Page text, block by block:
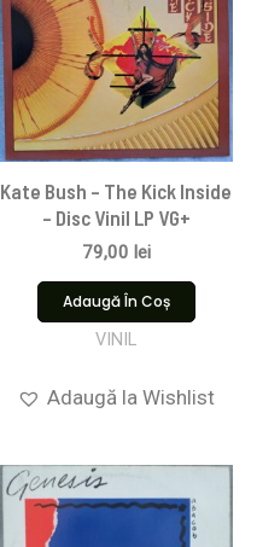
Kate Bush – The Kick Inside
– Disc Vinil LP VG+
79,00 lei
Adaugă În Coș
VINIL
Adaugă la Wishlist